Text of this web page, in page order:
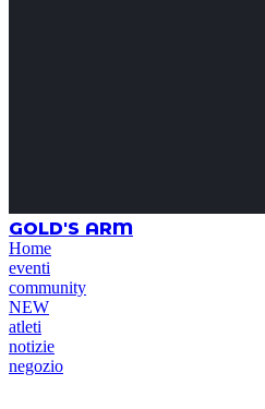
GOLD'S ARM
Home
eventi
community
NEW
atleti
notizie
negozio